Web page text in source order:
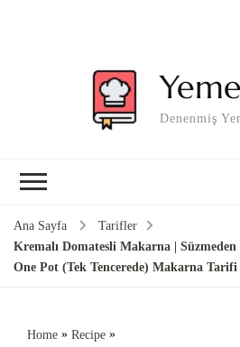
Denenmiş
Ana Sayfa
Tarifler
Kremalı Domatesli Makarna | Süzmeden
One Pot (Tek Tencerede) Makarna Tarifi
Home » Recipe »